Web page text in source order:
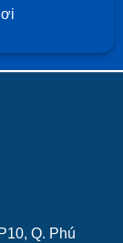
Q. Phú